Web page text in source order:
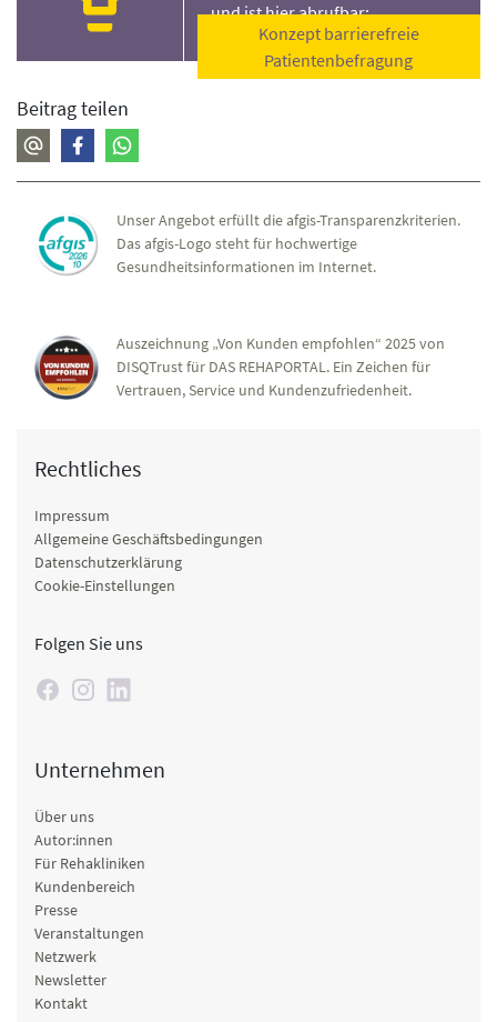
und ist hier abrufbar:
Konzept barrierefreie
Patientenbefragung
Beitrag teilen
Unser Angebot erfüllt die afgis-Transparenzkriterien.
Das afgis-Logo steht für hochwertige
Gesundheitsinformationen im Internet.
Auszeichnung „Von Kunden empfohlen“ 2025 von
DISQTrust für DAS REHAPORTAL. Ein Zeichen für
Vertrauen, Service und Kundenzufriedenheit.
Rechtliches
Impressum
Allgemeine Geschäftsbedingungen
Datenschutzerklärung
Cookie-Einstellungen
Folgen Sie uns
Unternehmen
Über uns
Autor:innen
Für Rehakliniken
Kundenbereich
Presse
Veranstaltungen
Netzwerk
Newsletter
Kontakt